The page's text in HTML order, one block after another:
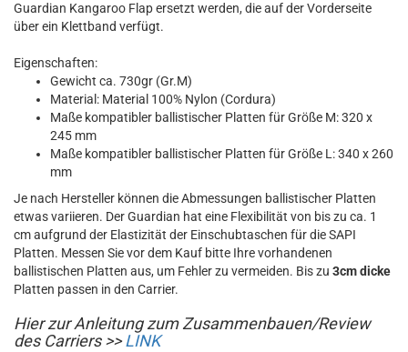
Guardian Kangaroo Flap ersetzt werden, die auf der Vorderseite
über ein Klettband verfügt.
Eigenschaften:
Gewicht ca. 730gr (Gr.M)
Material: Material 100% Nylon (Cordura)
Maße kompatibler ballistischer Platten für Größe M: 320 x
245 mm
Maße kompatibler ballistischer Platten für Größe L: 340 x 260
mm
Je nach Hersteller können die Abmessungen ballistischer Platten
etwas variieren. Der Guardian hat eine Flexibilität von bis zu ca. 1
cm aufgrund der Elastizität der Einschubtaschen für die SAPI
Platten. Messen Sie vor dem Kauf bitte Ihre vorhandenen
ballistischen Platten aus, um Fehler zu vermeiden. Bis zu 3cm dicke
Platten passen in den Carrier.
Hier zur Anleitung zum Zusammenbauen/Review
des Carriers >>LINK